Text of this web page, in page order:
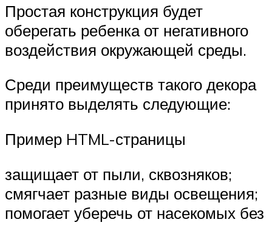
Простая конструкция будет
оберегать ребенка от негативного
воздействия окружающей среды.
Среди преимуществ такого декора
принято выделять следующие:
Пример HTML-страницы
защищает от пыли, сквозняков;
смягчает разные виды освещения;
помогает уберечь от насекомых без